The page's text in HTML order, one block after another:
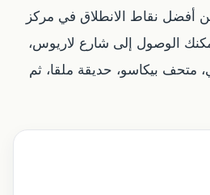
من أفضل نقاط الانطلاق في مركز
الوصول إلى شارع لاريوس،
متحف بيكاسو، حديقة ملقا، ثم